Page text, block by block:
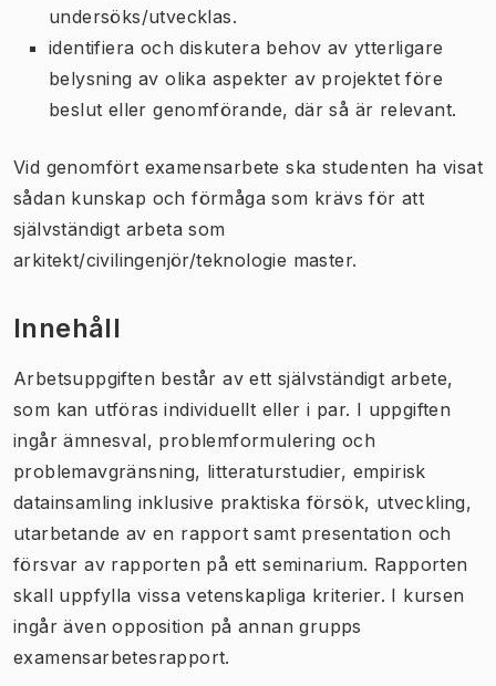
undersöks/utvecklas.
identifiera och diskutera behov av ytterligare
belysning av olika aspekter av projektet före
beslut eller genomförande, där så är relevant.
Vid genomfört examensarbete ska studenten ha visat
sådan kunskap och förmåga som krävs för att
självständigt arbeta som
arkitekt/civilingenjör/teknologie master.
Innehåll
Arbetsuppgiften består av ett självständigt arbete,
som kan utföras individuellt eller i par. I uppgiften
ingår ämnesval, problemformulering och
problemavgränsning, litteraturstudier, empirisk
datainsamling inklusive praktiska försök, utveckling,
utarbetande av en rapport samt presentation och
försvar av rapporten på ett seminarium. Rapporten
skall uppfylla vissa vetenskapliga kriterier. I kursen
ingår även opposition på annan grupps
examensarbetesrapport.